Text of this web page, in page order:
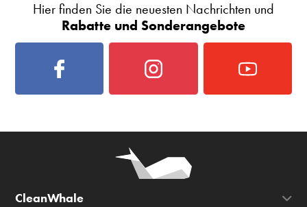
Hier finden Sie die neuesten Nachrichten und
Rabatte und Sonderangebote
CleanWhale